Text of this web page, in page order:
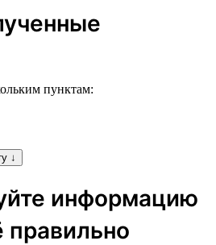
пунктам:
↓
информацию
правильно